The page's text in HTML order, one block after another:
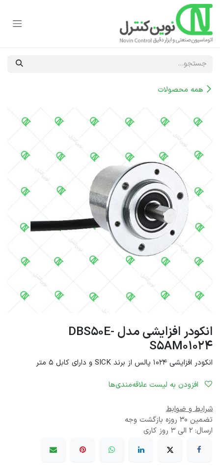
صرف نظر و مشاهده محتوا
همه محصولات
انکودر افزایشی مدل DBS50E-
S5AM01024
انکودر افزایشی 1024 پالس از برند SICK و دارای کابل 5 متر
شرایط و ضوابط
تضمین 30 روزه بازگشت وجه
ارسال: 2 الی 3 روز کاری